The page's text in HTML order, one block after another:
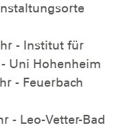
- Institut für
Uni Hohenheim
- Feuerbach
- Leo-Vetter-Bad